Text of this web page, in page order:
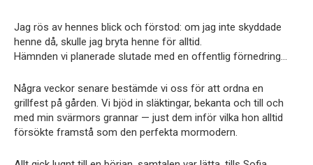
Jag rös av hennes blick och förstod: om jag inte skyddade
henne då, skulle jag bryta henne för alltid.
Hämnden vi planerade slutade med en offentlig förnedring…
Några veckor senare bestämde vi oss för att ordna en
grillfest på gården. Vi bjöd in släktingar, bekanta och till och
med min svärmors grannar — just dem inför vilka hon alltid
försökte framstå som den perfekta mormodern.